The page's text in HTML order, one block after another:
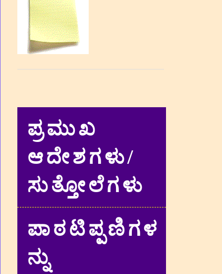
ಪ್ರಮುಖ
ಆದೇಶಗಳು/
ಸುತ್ತೋಲೆಗಳು
ಪಾಠಟಿಪ್ಪಣಿಗಳ
ನ್ನು